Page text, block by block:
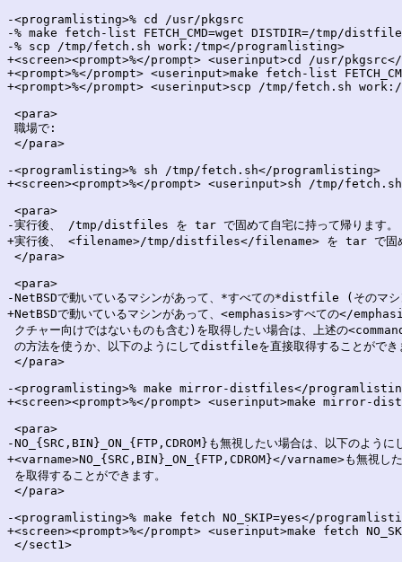
-<programlisting>% cd /usr/pkgsrc
-% make fetch-list FETCH_CMD=wget DISTDIR=/tmp/
-% scp /tmp/fetch.sh work:/tmp</programlisting>
+<screen><prompt>%</prompt> <userinput>cd /usr/
+<prompt>%</prompt> <userinput>make fetch-list
+<prompt>%</prompt> <userinput>scp /tmp/fetch.sh
<para>
職場で:
</para>
-<programlisting>% sh /tmp/fetch.sh</programlisting>
+<screen><prompt>%</prompt> <userinput>sh /tmp/
<para>
-実行後、 /tmp/distfiles を tar で固めて自宅に持って帰ります。
+実行後、 <filename>/tmp/distfiles</filename> を tar で固めて
</para>
<para>
-NetBSDで動いているマシンがあって、*すべての*distfile (そのマシ
+NetBSDで動いているマシンがあって、<emphasis>すべての</
クチャー向けではないものも含む)を取得したい場合は、上述の
の方法を使うか、以下のようにしてdistfileを直接取得することができ
</para>
-<programlisting>% make mirror-distfiles</
+<screen><prompt>%</prompt> <userinput>make mirror-
<para>
-NO_{SRC,BIN}_ON_{FTP,CDROM}も無視したい場合は、以下のように
+<varname>NO_{SRC,BIN}_ON_{FTP,CDROM}</varname>も無視し
を取得することができます。
</para>
-<programlisting>% make fetch NO_SKIP=yes</
+<screen><prompt>%</prompt> <userinput>make fetch
</sect1>